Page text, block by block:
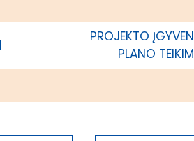
PROJEKTO
PLANO